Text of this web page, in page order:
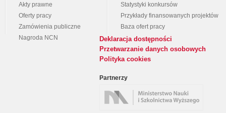
Akty prawne
Oferty pracy
Zamówienia publiczne
Nagroda NCN
Statystyki konkursów
Przykłady finansowanych projektów
Baza ofert pracy
Deklaracja dostępności
Przetwarzanie danych osobowych
Polityka cookies
Partnerzy